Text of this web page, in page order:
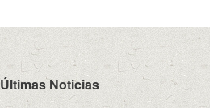
Últimas Noticias